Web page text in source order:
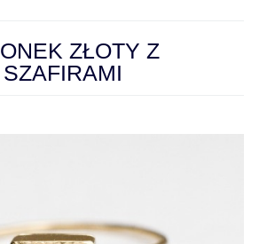
ZŁOTY Z